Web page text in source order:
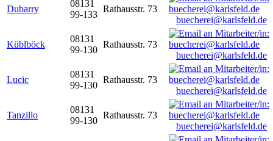
Dubarry
08131
99-133
Rathausstr. 73
buecherei@karlsfeld.de
Küblböck
08131
99-130
Rathausstr. 73
buecherei@karlsfeld.de
Lucic
08131
99-130
Rathausstr. 73
buecherei@karlsfeld.de
Tanzillo
08131
99-130
Rathausstr. 73
buecherei@karlsfeld.de